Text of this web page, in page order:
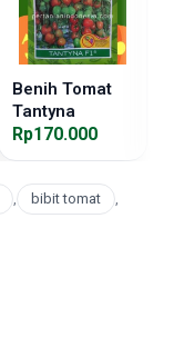
Benih Tomat
Tantyna
Rp170.000
, bibit tomat
,